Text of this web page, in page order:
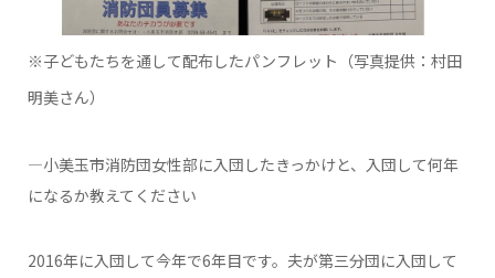
※子どもたちを通して配布したパンフレット（写真提供：村田
明美さん）
―小美玉市消防団女性部に入団したきっかけと、入団して何年
になるか教えてください
2016年に入団して今年で6年目です。夫が第三分団に入団して